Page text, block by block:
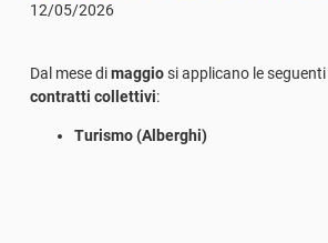
12/05/2026
Dal mese dimaggiosi applicano le seguenti
contratti collettivi:
Turismo (Alberghi)